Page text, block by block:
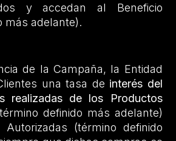
y accedan al Beneficio
más adelante).
de la Campaña, la Entidad
una tasa de interés del
realizadas de los Productos
definido más adelante)
(término definido